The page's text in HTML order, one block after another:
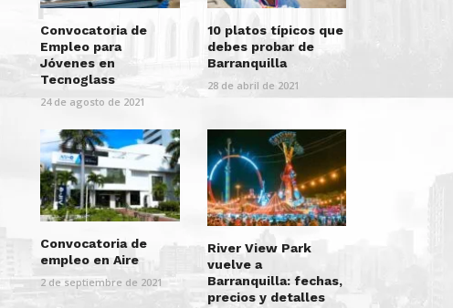
Convocatoria de
Empleo para
Jóvenes en
Tecnoglass
24 de agosto de 2021
10 platos típicos que
debes probar de
Barranquilla
28 de abril de 2021
Convocatoria de
empleo en Aire
2 de septiembre de 2021
River View Park
vuelve a
Barranquilla: fechas,
precios y detalles